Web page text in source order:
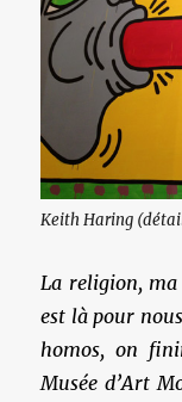
Keith Haring
La religion, ma
est là pour
homos, on
Musée d’Art